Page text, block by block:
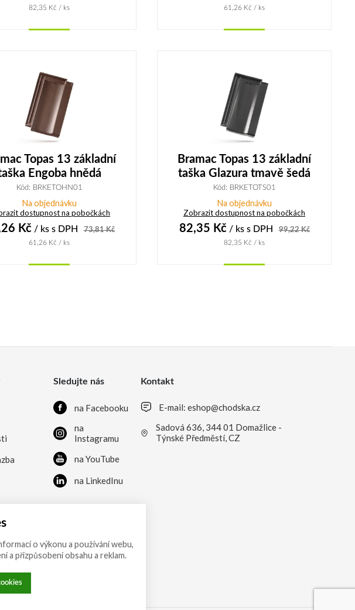
82,35 Kč / ks
61,26 Kč / ks
Topas 13 základní
Engoba hnědá
Kód: BRKETOHN01
Na objednávku
dostupnost na pobočkách
Kč/ ks s DPH 73,81Kč
61,26 Kč / ks
Bramac Topas 13 základní
taška Glazura tmavě šedá
Kód: BRKETOTS01
Na objednávku
Zobrazit dostupnost na pobočkách
82,35 Kč/ ks s DPH 99,22Kč
82,35 Kč / ks
Sledujte nás
na Facebooku
na
Instagramu
na YouTube
na LinkedInu
Kontakt
E-mail:eshop@chodska.cz
Sadová 636, 344 01 Domažlice -
Týnské Předměstí, CZ
o výkonu a používání webu,
a přizpůsobení obsahu a reklam.